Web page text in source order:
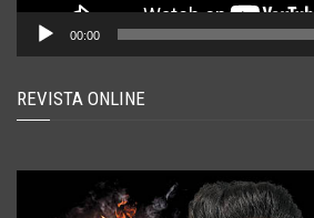
00:00
REVISTA ONLINE